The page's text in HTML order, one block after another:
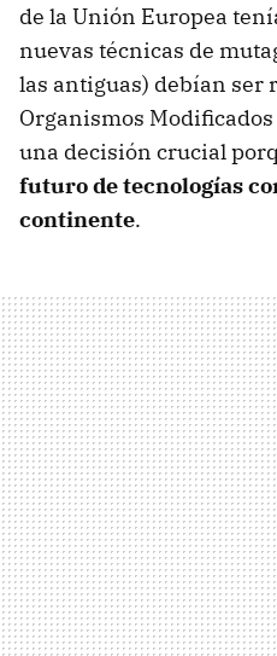
de la Unión Europea
nuevas técnicas de
las antiguas) debían ser
Organismos
una decisión crucial
futuro de tecnologías
continente.